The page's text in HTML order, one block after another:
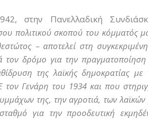
στην Πανελλαδική
πολιτικού σκοπού του κόμματός
– αποτελεί στη
τον δρόμο για την
της λαϊκής δημοκρατίας
Γενάρη του 1934 και που
της, την αγροτιά, των
για την προοδευτική